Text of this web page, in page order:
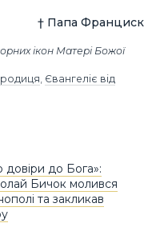
† Папа Франциск
ікон Матері Божої
Євангеліє від
до Бога»:
Бичок молився
та закликав